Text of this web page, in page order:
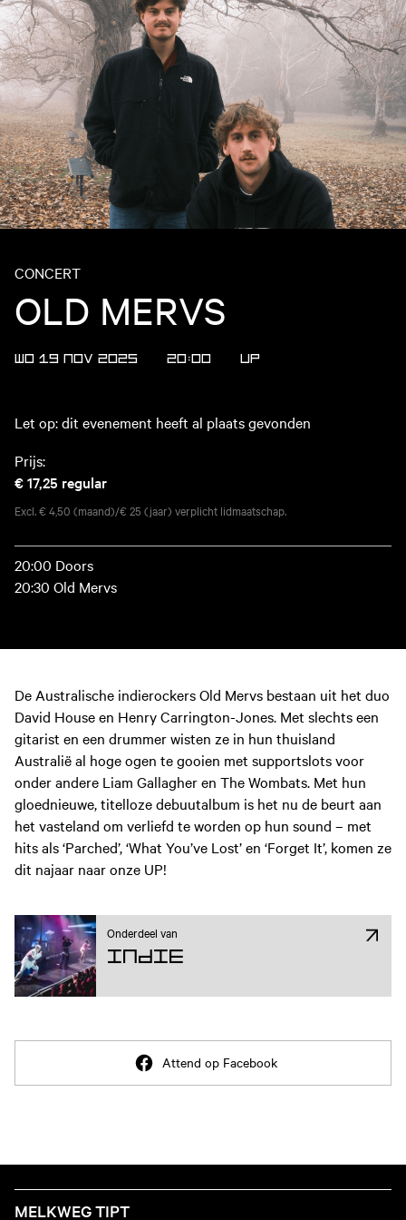
CONCERT
OLD MERVS
WO 19 NOV 2025 20:00 UP
Let op: dit evenement heeft al plaats gevonden
Prijs:
€ 17,25 regular
Excl. € 4,50 (maand)/€ 25 (jaar) verplicht lidmaatschap.
20:00 Doors
20:30 Old Mervs
De Australische indierockers Old Mervs bestaan uit het duo
David House en Henry Carrington-Jones. Met slechts een
gitarist en een drummer wisten ze in hun thuisland
Australië al hoge ogen te gooien met supportslots voor
onder andere Liam Gallagher en The Wombats. Met hun
gloednieuwe, titelloze debuutalbum is het nu de beurt aan
het vasteland om verliefd te worden op hun sound – met
hits als ‘Parched’, ‘What You’ve Lost’ en ‘Forget It’, komen ze
dit najaar naar onze UP!
Onderdeel van
Indie
Attend op Facebook
MELKWEG TIPT